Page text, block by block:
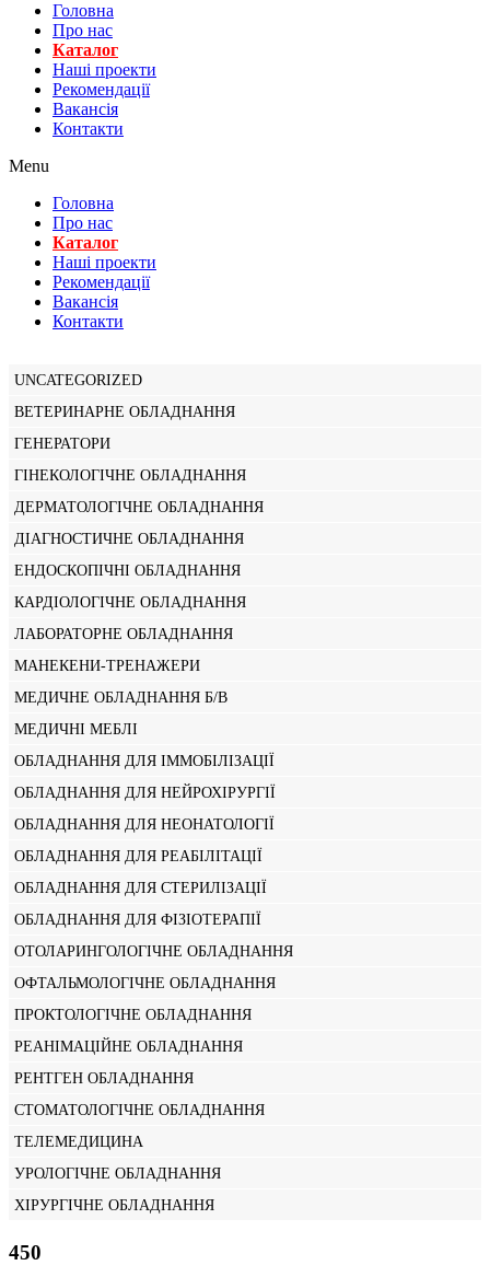
Головна
Про нас
Каталог
Нашi проекти
Рекомендації
Вакансiя
Контакти
Menu
Головна
Про нас
Каталог
Нашi проекти
Рекомендації
Вакансiя
Контакти
UNCATEGORIZED
ВЕТЕРИНАРНЕ ОБЛАДНАННЯ
ГЕНЕРАТОРИ
ГІНЕКОЛОГІЧНЕ ОБЛАДНАННЯ
ДЕРМАТОЛОГІЧНЕ ОБЛАДНАННЯ
ДІАГНОСТИЧНЕ ОБЛАДНАННЯ
ЕНДОСКОПІЧНІ ОБЛАДНАННЯ
КАРДІОЛОГІЧНЕ ОБЛАДНАННЯ
ЛАБОРАТОРНЕ ОБЛАДНАННЯ
МАНЕКЕНИ-ТРЕНАЖЕРИ
МЕДИЧНЕ ОБЛАДНАННЯ Б/В
МЕДИЧНІ МЕБЛІ
ОБЛАДНАННЯ ДЛЯ ІММОБІЛІЗАЦІЇ
ОБЛАДНАННЯ ДЛЯ НЕЙРОХІРУРГІЇ
ОБЛАДНАННЯ ДЛЯ НЕОНАТОЛОГІЇ
ОБЛАДНАННЯ ДЛЯ РЕАБІЛІТАЦІЇ
ОБЛАДНАННЯ ДЛЯ СТЕРИЛІЗАЦІЇ
ОБЛАДНАННЯ ДЛЯ ФІЗІОТЕРАПІЇ
ОТОЛАРИНГОЛОГІЧНЕ ОБЛАДНАННЯ
ОФТАЛЬМОЛОГІЧНЕ ОБЛАДНАННЯ
ПРОКТОЛОГІЧНЕ ОБЛАДНАННЯ
РЕАНІМАЦІЙНЕ ОБЛАДНАННЯ
РЕНТГЕН ОБЛАДНАННЯ
СТОМАТОЛОГІЧНЕ ОБЛАДНАННЯ
ТЕЛЕМЕДИЦИНА
УРОЛОГІЧНЕ ОБЛАДНАННЯ
ХІРУРГІЧНЕ ОБЛАДНАННЯ
450